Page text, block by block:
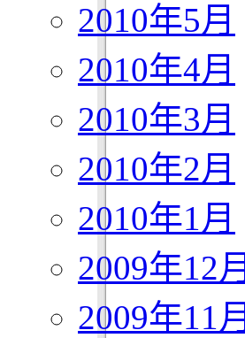
2010年5月
2010年4月
2010年3月
2010年2月
2010年1月
2009年12月
2009年11月